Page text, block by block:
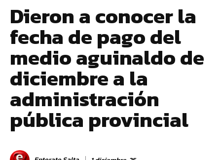
Dieron a conocer la
fecha de pago del
medio aguinaldo de
diciembre a la
administración
pública provincial